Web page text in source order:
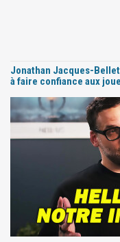
Jonathan Jacques-
à faire confiance aux